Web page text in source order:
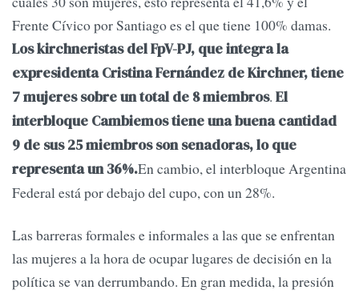
Frente Cívico por Santiago es el que tiene 100% damas.
Los kirchneristas del FpV-PJ, que integra la
expresidenta Cristina Fernández de Kirchner, tiene
7 mujeres sobre un total de 8 miembros. El
interbloque Cambiemos tiene una buena cantidad
9 de sus 25 miembros son senadoras, lo que
representa un 36%.En cambio, el interbloque Argentina
Federal está por debajo del cupo, con un 28%.
Las barreras formales e informales a las que se enfrentan
las mujeres a la hora de ocupar lugares de decisión en la
política se van derrumbando. En gran medida, la presión